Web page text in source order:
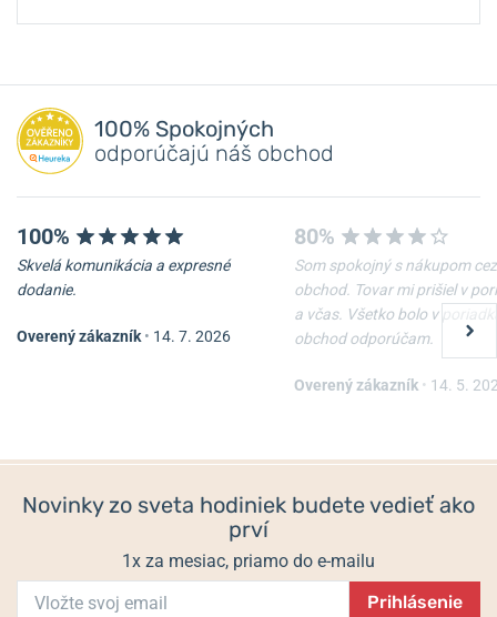
100% Spokojných
odporúčajú náš obchod
100%
Skvelá komunikácia a expresné
dodanie.
Overený zákazník • 14. 7. 2026
80%
Som spokojný s nákupom cez
obchod. Tovar mi prišiel v
a včas. Všetko bolo v
obchod odporúčam.
Overený zákazník • 14. 5.
Novinky zo sveta hodiniek budete vedieť ako
prví
1x za mesiac, priamo do e-mailu
Prihlásenie